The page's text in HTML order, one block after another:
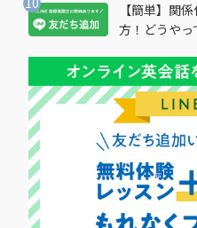
【簡単】関
方！どうやっ